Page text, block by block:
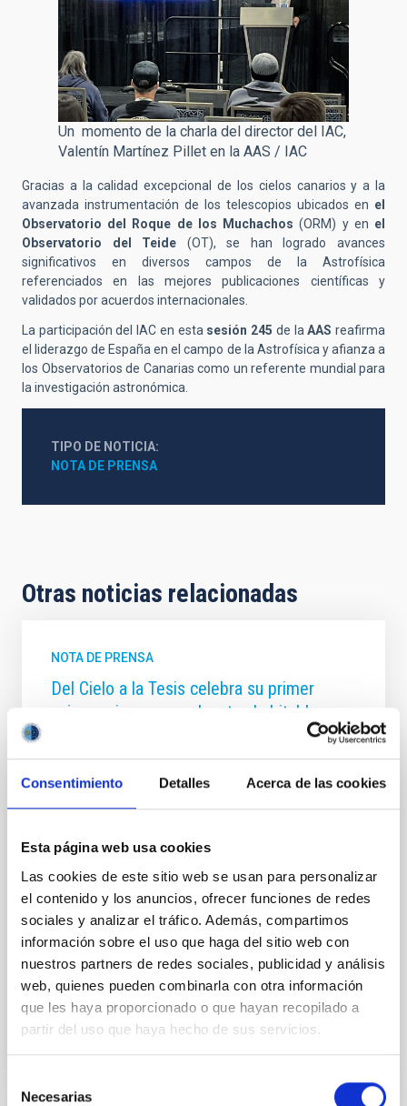
Consentimiento Detalles Acerca de las cookies
Esta página web usa cookies
Las cookies de este sitio web se usan para personalizar
el contenido y los anuncios, ofrecer funciones de redes
sociales y analizar el tráfico. Además, compartimos
información sobre el uso que haga del sitio web con
nuestros partners de redes sociales, publicidad y análisis
web, quienes pueden combinarla con otra información
que les haya proporcionado o que hayan recopilado a
partir del uso que haya hecho de sus servicios.
Necesarias
Un momento de la charla del director del IAC,
Valentín Martínez Pillet en la AAS / IAC
Gracias a la calidad excepcional de los cielos canarios y a la
avanzada instrumentación de los telescopios ubicados en el
Observatorio del Roque de los Muchachos(ORM) y en el
Observatorio del Teide (OT), se han logrado avances
significativos en diversos campos de la Astrofísica
referenciados en las mejores publicaciones científicas y
validados por acuerdos internacionales.
La participación del IAC en esta sesión 245 de laAAS reafirma
el liderazgo de España en el campo de la Astrofísica y afianza a
los Observatorios de Canarias como un referente mundial para
la investigación astronómica.
TIPO DE NOTICIA
NOTA DE PRENSA
Otras noticias relacionadas
NOTA DE PRENSA
Del Cielo a la Tesis celebra su primer
aniversario con exoplanetas habitables y
impulsado por el estudiantado predoctoral del
Instituto de Astrofísica de Canarias (IAC) y la
investigación astrofísica a la ciudadanía, celebrará
17:00 horas en el Museo de la Ciencia y el Cosmos,
del Organismo Autónomo de Museos y Centros del
Cabildo de Tenerife. Esta edición tendrá un carácter
especial, ya que coincide con el primer aniversario de
la iniciativa, cuya primera sesión se celebró el 24 de
julio de 2025. En solo un año, 'Del
Fecha de publicación 15/07/2026 - 11:52:03